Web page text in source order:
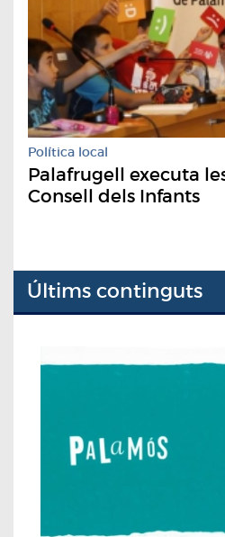
Política local
Palafrugell executa
Consell dels Infants
Últims continguts